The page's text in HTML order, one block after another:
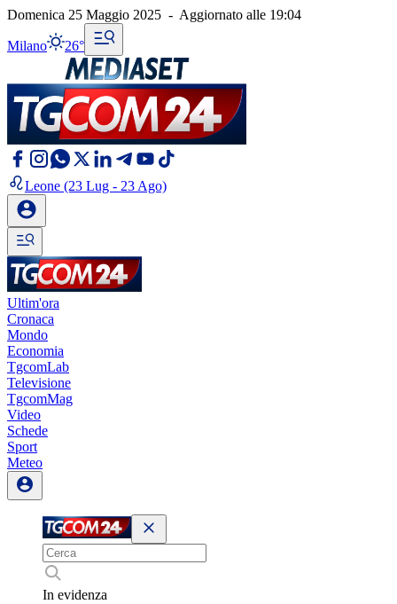
Domenica 25 Maggio 2025 - Aggiornato alle 19:04
Milano 26°
Leone (23 Lug - 23 Ago)
Ultim'ora
Cronaca
Mondo
Economia
TgcomLab
Televisione
TgcomMag
Video
Schede
Sport
Meteo
In evidenza